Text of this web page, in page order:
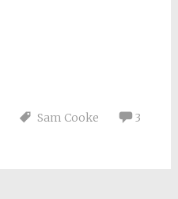
Sam Cooke
3